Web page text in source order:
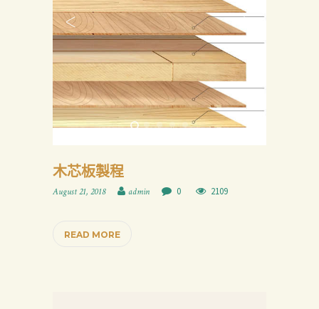
木芯板製程
August 21, 2018 admin 0 2109
READ MORE